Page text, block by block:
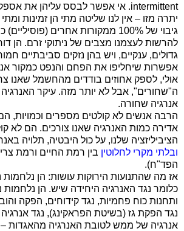
intermittent. אי אפשר לבסס עליהן את
יתרה מזו – אין לנו שליטה מתי הן זמינות
גיבוי של 100% ממקורות אחרים
להרשות לעצמנו מצבים של ניתוקי זרם. הן
גדולים, ענקיים, ויש בהן נזקים סביבתיים
אפשרות שיחליפו את הפחם והנפט כמקור
אולי, לספק אחוזים בודדים מהחשמל שאנו
ה"שחורים", אבל לא יותר מזה. עיקר האנרגיה
אנרגיה שחורה.
הרבה אנשים לא קולטים מספרים וכמויות,
אדירה כמות האנרגיה שאנו צורכים. הם לא
הציביליזציה שלנו, על כול היבטיה, תלויה
ובלתי מקרי לחלוטין בין רמת החיים ורמת
הפד"ח).
אז מה שהתנועות הירוקות עושות: הן
כלומר נגד האנרגיה היחידה שיש. הן
ותחנות כוח פחמיות, נגד קידוחים, הפקה
נגד הפקת גז (בשיטת הפראקינג), נגד אנרגיה
אנרגיה של ממש לטובת האנרגיה מהאגדות –